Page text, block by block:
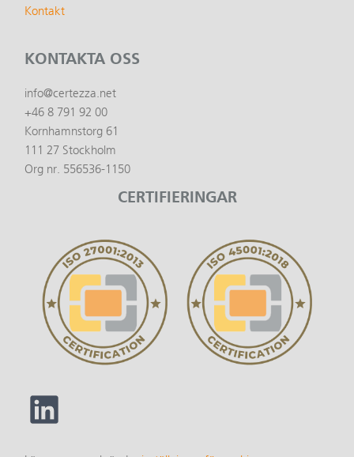
Kontakt
KONTAKTA OSS
info@certezza.net
+46 8 791 92 00
Kornhamnstorg 61
111 27 Stockholm
Org nr. 556536-1150
CERTIFIERINGAR